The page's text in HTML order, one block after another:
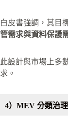
白皮書強調，其目
管需求與資料保護
此設計與市場上多
求。
4）MEV 分類治